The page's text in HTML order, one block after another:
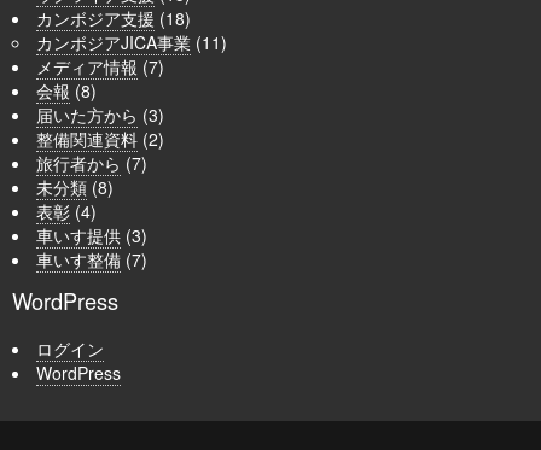
カンボジア支援 (18)
カンボジアJICA事業 (11)
メディア情報 (7)
会報 (8)
届いた方から (3)
整備関連資料 (2)
旅行者から (7)
未分類 (8)
表彰 (4)
車いす提供 (3)
車いす整備 (7)
WordPress
ログイン
WordPress